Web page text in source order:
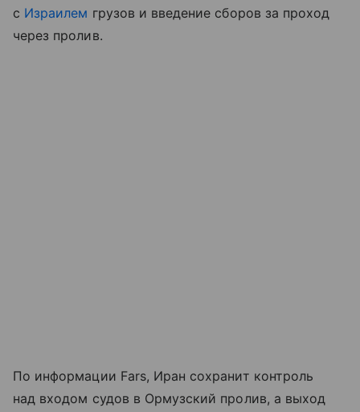
с Израилем грузов и введение сборов за проход
через пролив.
По информации Fars, Иран сохранит контроль
над входом судов в Ормузский пролив, а выход